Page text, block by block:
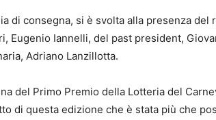
di consegna, si è svolta alla presenza
Eugenio Iannelli, del past president,
Adriano Lanzillotta.
del Primo Premio della Lotteria del
di questa edizione che è stata più che